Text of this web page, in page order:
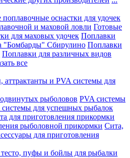
оснастки для удочек
и маховой ловли Готовые
для маховых удочек Поплавки
"Бомбарды" Сбирулино Поплавки
Поплавки для различных видов
все
аттрактанты и PVA системы для
рыболовов PVA системы
системы для успешных рыбалок
для приготовления прикормки
рыболовной прикормки Сита,
для приготовления
пуфы и бойлы для рыбалки